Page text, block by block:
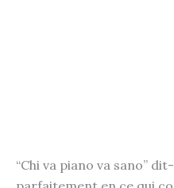
“Chi va piano va sano”